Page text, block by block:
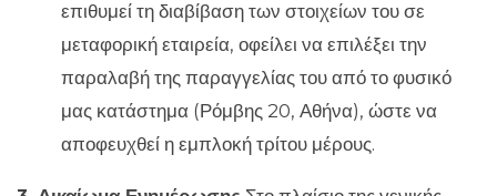
επιθυμεί τη διαβίβαση των στοιχείων του σε
μεταφορική εταιρεία, οφείλει να επιλέξει την
παραλαβή της παραγγελίας του από το φυσικό
μας κατάστημα (Ρόμβης 20, Αθήνα), ώστε να
αποφευχθεί η εμπλοκή τρίτου μέρους.